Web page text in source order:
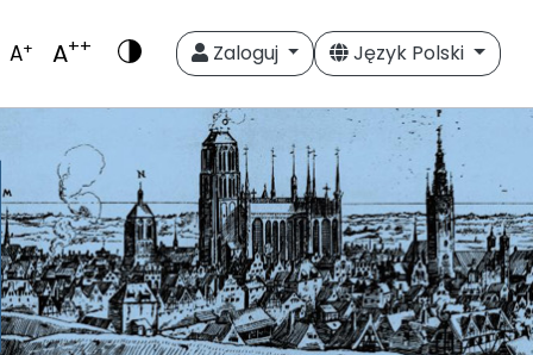
A+ A++ Zaloguj Język Polski